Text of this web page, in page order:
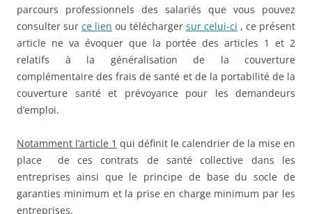
parcours professionnels des salariés que vous pouvez
consulter sur ce lien ou télécharger sur celui-ci , ce présent
article ne va évoquer que la portée des articles 1 et 2
relatifs à la généralisation de la couverture
complémentaire des frais de santé et de la portabilité de la
couverture santé et prévoyance pour les demandeurs
d’emploi.
Notamment l’article 1 qui définit le calendrier de la mise en
place
de ces contrats de santé collective dans les
entreprises ainsi que le principe de base du socle de
garanties minimum et la prise en charge minimum par les
entreprises.